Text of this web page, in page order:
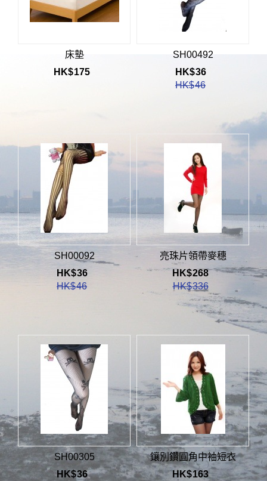
床墊
HK$175
SH00492
HK$36
HK$46
SH00092
HK$36
HK$46
亮珠片領帶麥穗
HK$268
HK$336
SH00305
HK$36
鑲別鑽圓角中袖短衣
HK$163